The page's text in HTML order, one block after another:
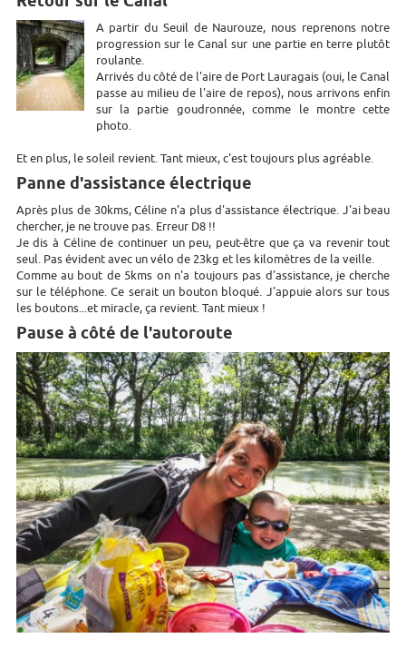
A partir du Seuil de Naurouze, nous reprenons notre
progression sur le Canal sur une partie en terre plutôt
roulante.
Arrivés du côté de l'aire de Port Lauragais (oui, le Canal
passe au milieu de l'aire de repos), nous arrivons enfin
sur la partie goudronnée, comme le montre cette
photo.
Et en plus, le soleil revient. Tant mieux, c'est toujours plus agréable.
Panne d'assistance électrique
Après plus de 30kms, Céline n'a plus d'assistance électrique. J'ai beau
chercher, je ne trouve pas. Erreur D8 !!
Je dis à Céline de continuer un peu, peut-être que ça va revenir tout
seul. Pas évident avec un vélo de 23kg et les kilomètres de la veille.
Comme au bout de 5kms on n'a toujours pas d'assistance, je cherche
sur le téléphone. Ce serait un bouton bloqué. J'appuie alors sur tous
les boutons...et miracle, ça revient. Tant mieux !
Pause à côté de l'autoroute